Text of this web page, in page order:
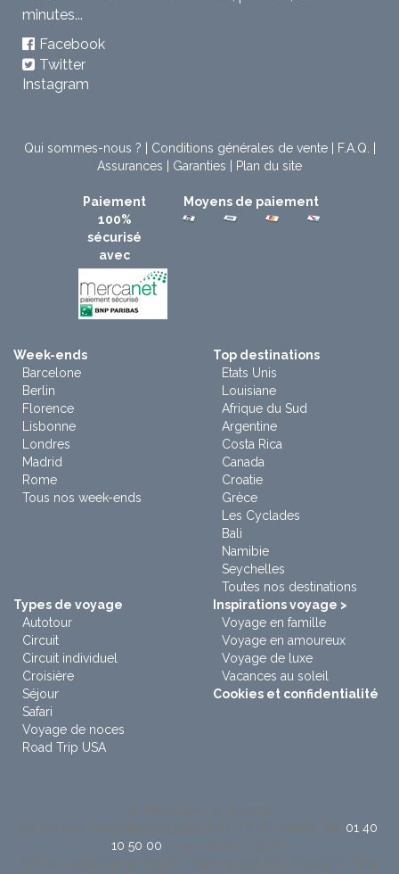
minutes...
Facebook
Twitter
Instagram
Qui sommes-nous ? Conditions générales de vente| F.A.Q.
Assurances
Garanties Plan du site
Paiement
100%
sécurisé
avec
Moyens de paiement
Week-ends
Barcelone
Berlin
Florence
Lisbonne
Londres
Madrid
Rome
Tous nos week-ends
Top destinations
Etats Unis
Louisiane
Afrique du Sud
Argentine
Costa Rica
Canada
Croatie
Grèce
Les Cyclades
Bali
Namibie
Seychelles
Toutes nos destinations
Types de voyage
Autotour
Circuit
Circuit individuel
Croisière
Séjour
Safari
Voyage de noces
Road Trip USA
Inspirations voyage >
Voyage en famille
Voyage en amoureux
Voyage de luxe
Vacances au soleil
Cookies et confidentialité
01 40
10 50 00